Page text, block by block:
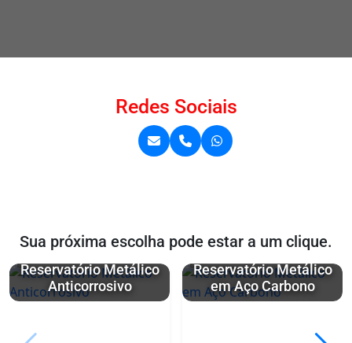
Redes Sociais
Sua próxima escolha pode estar a um clique.
Reservatório Metálico
Anticorrosivo
Reservatório Metálico
em Aço Carbono